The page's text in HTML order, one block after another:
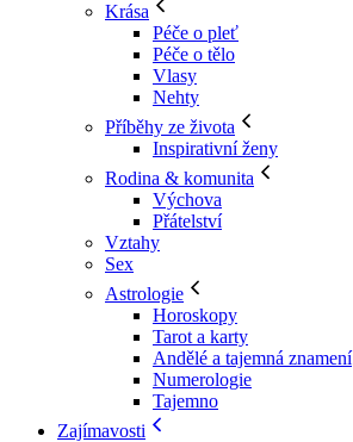
Krása
Péče o pleť
Péče o tělo
Vlasy
Nehty
Příběhy ze života
Inspirativní ženy
Rodina & komunita
Výchova
Přátelství
Vztahy
Sex
Astrologie
Horoskopy
Tarot a karty
Andělé a tajemná znamení
Numerologie
Tajemno
Zajímavosti